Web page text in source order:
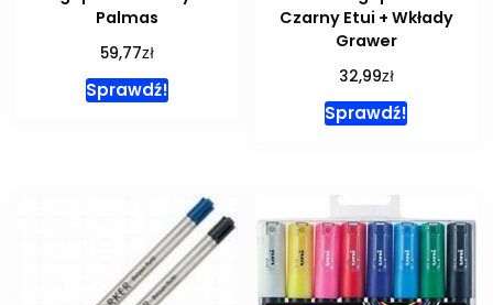
Palmas
59,77zł
Sprawdź!
Czarny Etui + Wkłady
Grawer
32,99zł
Sprawdź!